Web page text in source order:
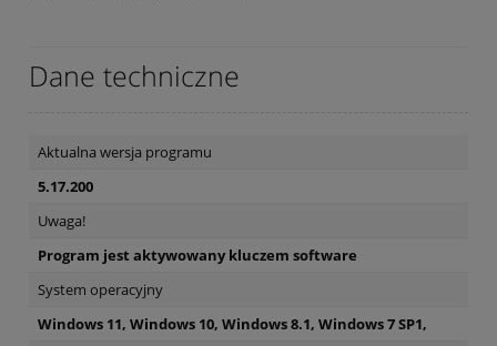
Dane techniczne
Aktualna wersja programu
5.17.200
Uwaga!
Program jest aktywowany kluczem software
System operacyjny
Windows 11, Windows 10, Windows 8.1, Windows 7 SP1,